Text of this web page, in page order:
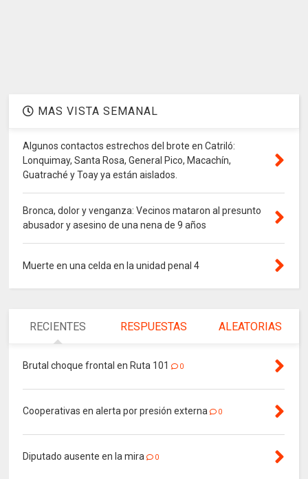
MAS VISTA SEMANAL
Algunos contactos estrechos del brote en Catriló:
Lonquimay, Santa Rosa, General Pico, Macachín,
Guatraché y Toay ya están aislados.
Bronca, dolor y venganza: Vecinos mataron al presunto
abusador y asesino de una nena de 9 años
Muerte en una celda en la unidad penal 4
RECIENTES RESPUESTAS ALEATORIAS
Brutal choque frontal en Ruta 101 0
Cooperativas en alerta por presión externa 0
Diputado ausente en la mira 0